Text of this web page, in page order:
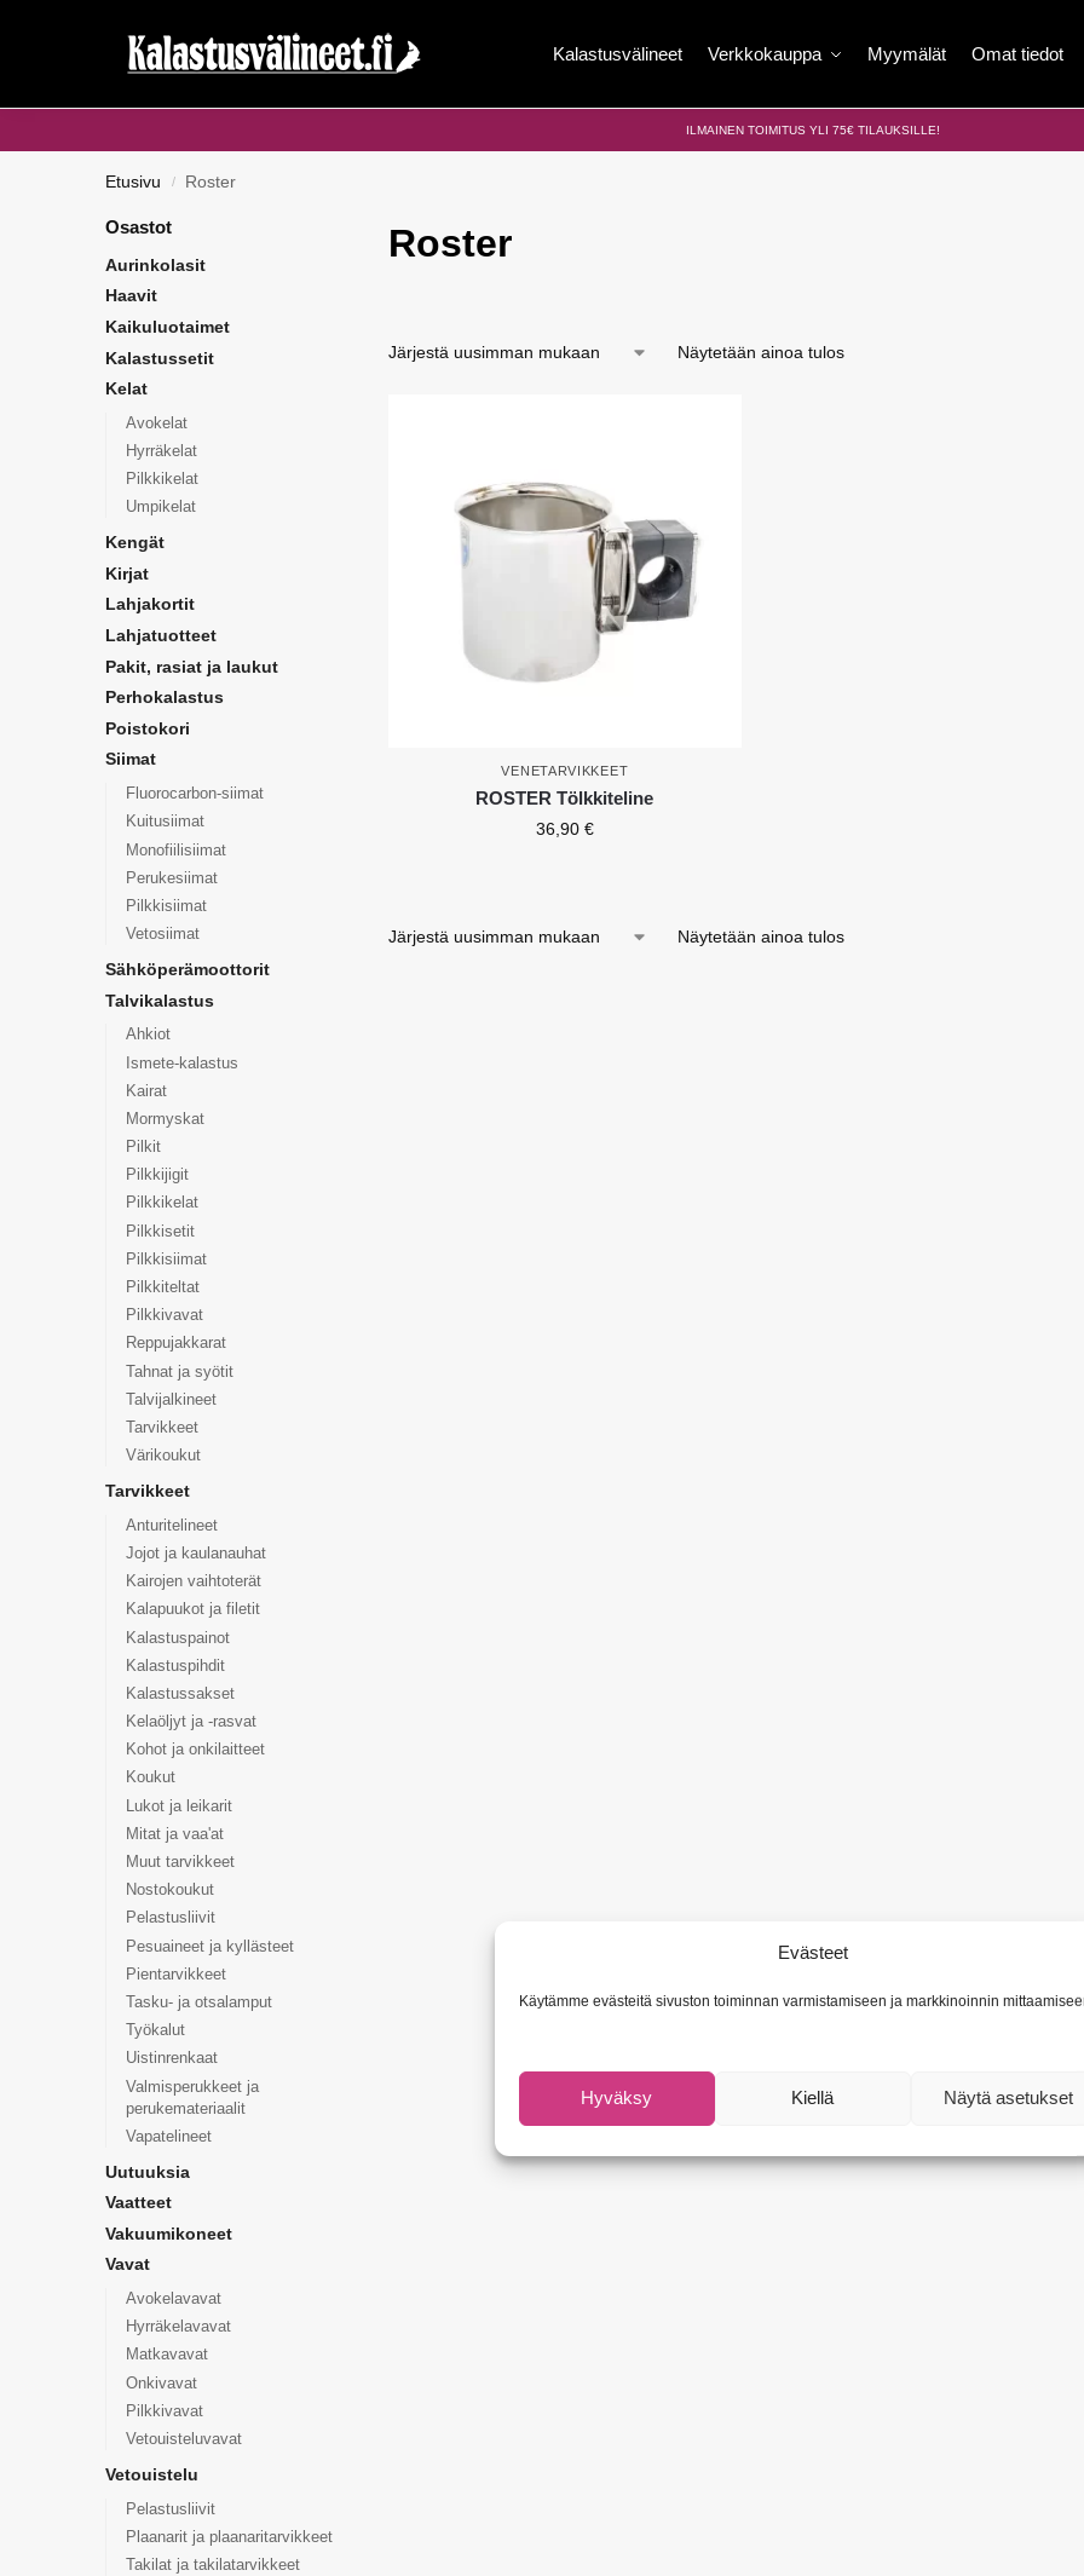
Evästeet
Käytämme evästeitä sivuston toiminnan varmistamiseen ja markkinoinnin
Hyväksy Kiellä Näytä asetukset
Kalastusvälineet Verkkokauppa Myymälät Omat tiedot
ILMAINEN TOIMITUS YLI 75€ TILAUKSILLE!
Etusivu / Roster
Roster
Näytetään ainoa tulos
VENETARVIKKEET
ROSTER Tölkkiteline
36,90 €
Näytetään ainoa tulos
Osastot
Aurinkolasit
Haavit
Kaikuluotaimet
Kalastussetit
Kelat
Avokelat
Hyrräkelat
Pilkkikelat
Umpikelat
Kengät
Kirjat
Lahjakortit
Lahjatuotteet
Pakit, rasiat ja laukut
Perhokalastus
Poistokori
Siimat
Fluorocarbon-siimat
Kuitusiimat
Monofiilisiimat
Perukesiimat
Pilkkisiimat
Vetosiimat
Sähköperämoottorit
Talvikalastus
Ahkiot
Ismete-kalastus
Kairat
Mormyskat
Pilkit
Pilkkijigit
Pilkkikelat
Pilkkisetit
Pilkkisiimat
Pilkkiteltat
Pilkkivavat
Reppujakkarat
Tahnat ja syötit
Talvijalkineet
Tarvikkeet
Värikoukut
Tarvikkeet
Anturitelineet
Jojot ja kaulanauhat
Kairojen vaihtoterät
Kalapuukot ja filetit
Kalastuspainot
Kalastuspihdit
Kalastussakset
Kelaöljyt ja -rasvat
Kohot ja onkilaitteet
Koukut
Lukot ja leikarit
Mitat ja vaa'at
Muut tarvikkeet
Nostokoukut
Pelastusliivit
Pesuaineet ja kyllästeet
Pientarvikkeet
Tasku- ja otsalamput
Työkalut
Uistinrenkaat
Valmisperukkeet ja
perukemateriaalit
Vapatelineet
Uutuuksia
Vaatteet
Vakuumikoneet
Vavat
Avokelavavat
Hyrräkelavavat
Matkavavat
Onkivavat
Pilkkivavat
Vetouisteluvavat
Vetouistelu
Pelastusliivit
Plaanarit ja plaanaritarvikkeet
Takilat ja takilatarvikkeet